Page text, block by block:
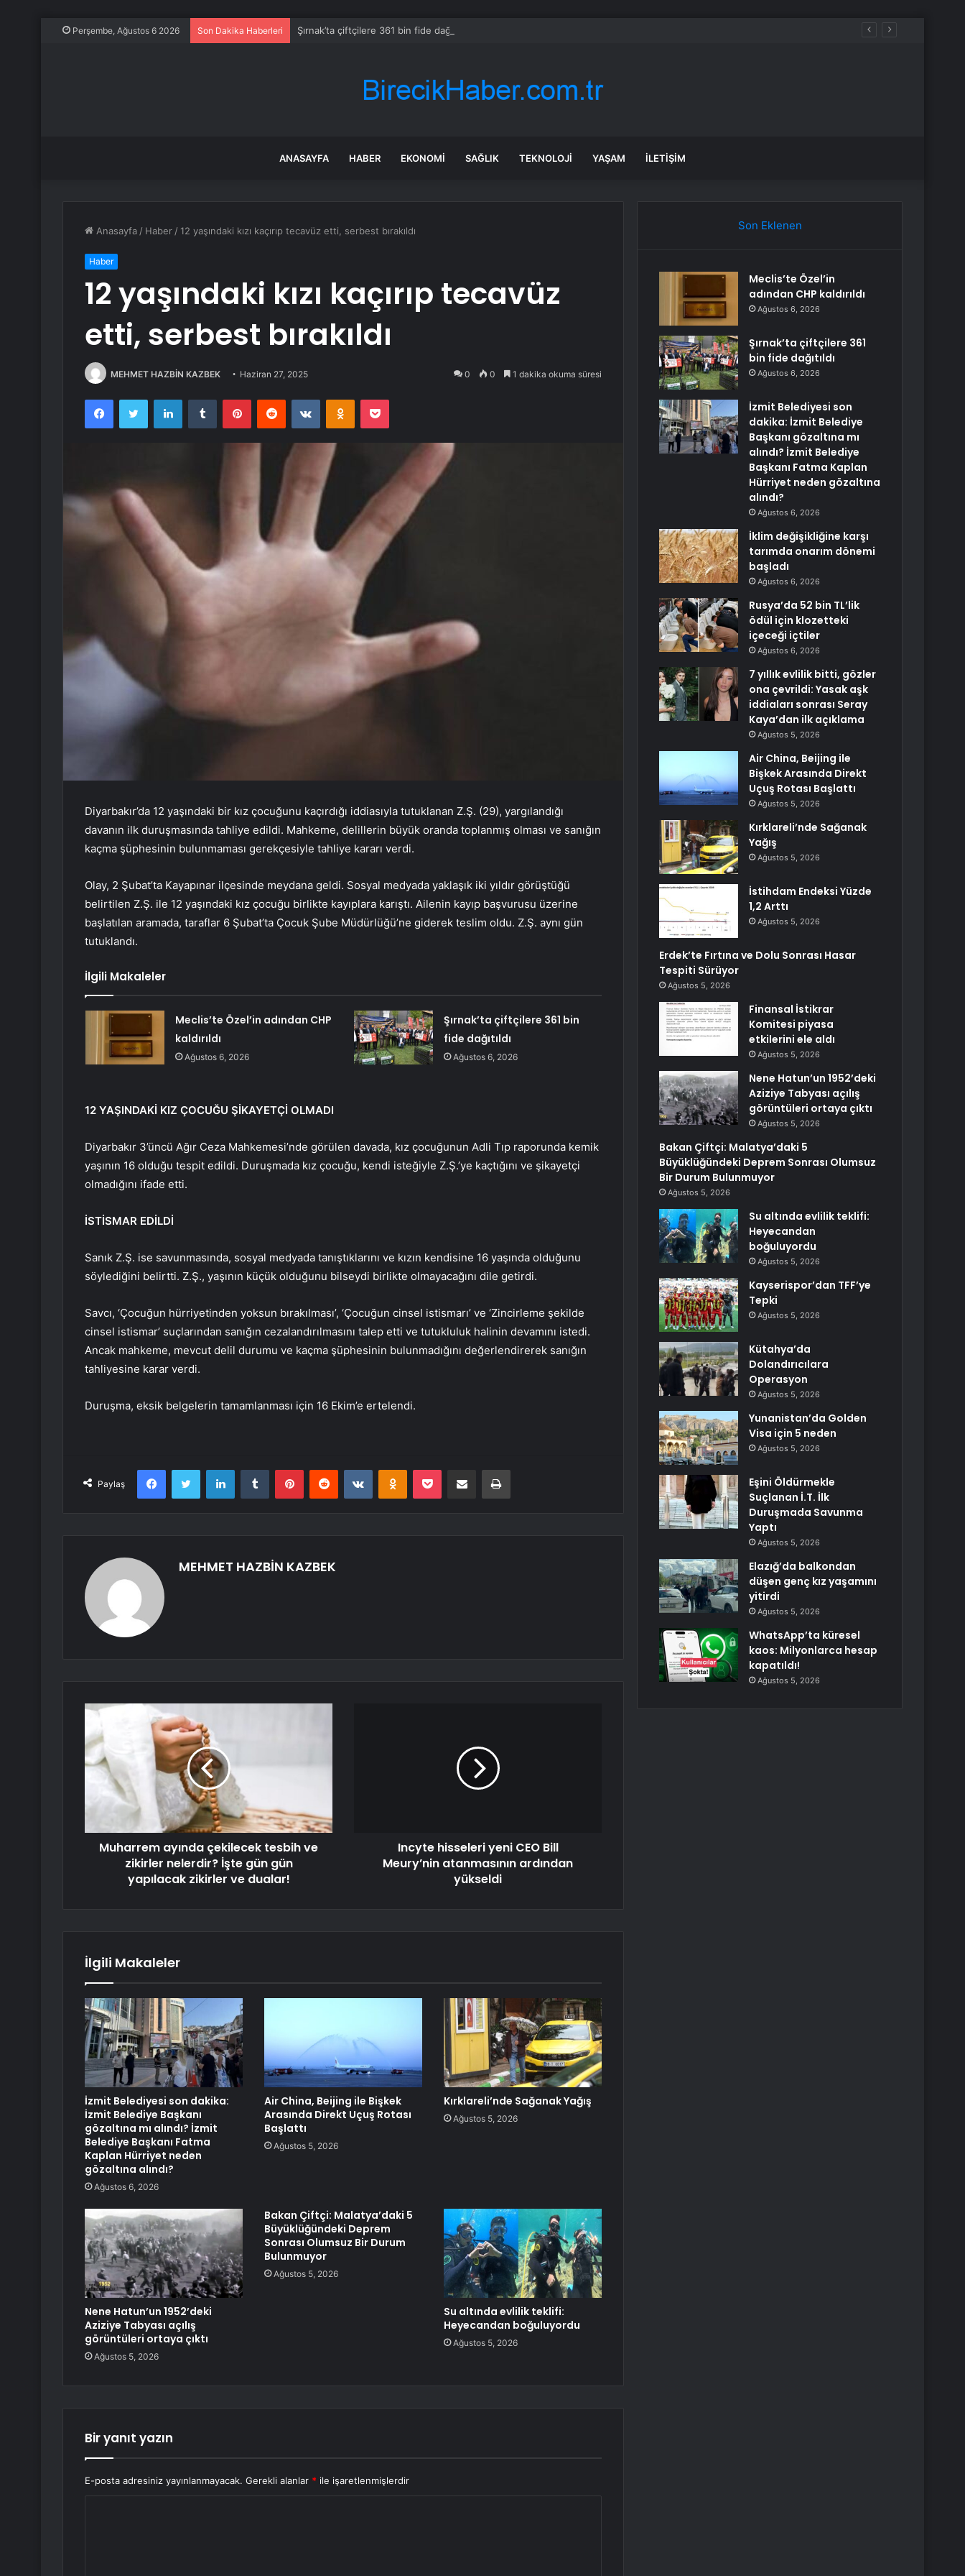
Perşembe, Ağustos 6 2026 Son Dakika Haberleri Şırnak’ta çiftçilere 361 bin fide dağıtıldı
ANASAYFA HABER EKONOMI SAĞLIK TEKNOLOJI YAŞAM İLETIŞIM
Anasayfa / Haber /12 yaşındaki kızı kaçırıp tecavüz etti, serbest bırakıldı
Haber
12 yaşındaki kızı kaçırıp tecavüz
etti, serbest bırakıldı
MEHMET HAZBİN KAZBEK Haziran 27, 2025 0 0 1 dakika okuma süresi
FacebookTwitter LinkedInTumblr PinterestReddit VKontakteOdnoklassniki
Pocket
Diyarbakır’da 12 yaşındaki bir kız çocuğunu kaçırdığı iddiasıyla tutuklanan Z.Ş. (29), yargılandığı
davanın ilk duruşmasında tahliye edildi. Mahkeme, delillerin büyük oranda toplanmış olması ve sanığın
kaçma şüphesinin bulunmaması gerekçesiyle tahliye kararı verdi.
Olay, 2 Şubat’ta Kayapınar ilçesinde meydana geldi. Sosyal medyada yaklaşık iki yıldır görüştüğü
belirtilen Z.Ş. ile 12 yaşındaki kız çocuğu birlikte kayıplara karıştı. Ailenin kayıp başvurusu üzerine
başlatılan aramada, taraflar 6 Şubat’ta Çocuk Şube Müdürlüğü’ne giderek teslim oldu. Z.Ş. aynı gün
tutuklandı.
İlgili Makaleler
Meclis’te Özel’in adından CHP
kaldırıldı
Ağustos 6, 2026
Şırnak’ta çiftçilere 361 bin
fide dağıtıldı
Ağustos 6, 2026
12 YAŞINDAKİ KIZ ÇOCUĞU ŞİKAYETÇİ OLMADI
Diyarbakır 3’üncü Ağır Ceza Mahkemesi’nde görülen davada, kız çocuğunun Adli Tıp raporunda kemik
yaşının 16 olduğu tespit edildi. Duruşmada kız çocuğu, kendi isteğiyle Z.Ş.’ye kaçtığını ve şikayetçi
olmadığını ifade etti.
İSTİSMAR EDİLDİ
Sanık Z.Ş. ise savunmasında, sosyal medyada tanıştıklarını ve kızın kendisine 16 yaşında olduğunu
söylediğini belirtti. Z.Ş., yaşının küçük olduğunu bilseydi birlikte olmayacağını dile getirdi.
Savcı, ‘Çocuğun hürriyetinden yoksun bırakılması’, ‘Çocuğun cinsel istismarı’ ve ‘Zincirleme şekilde
cinsel istismar’ suçlarından sanığın cezalandırılmasını talep etti ve tutukluluk halinin devamını istedi.
Ancak mahkeme, mevcut delil durumu ve kaçma şüphesinin bulunmadığını değerlendirerek sanığın
tahliyesine karar verdi.
Duruşma, eksik belgelerin tamamlanması için 16 Ekim’e ertelendi.
Paylaş
FacebookTwitter LinkedInTumblr PinterestReddit VKontakteOdnoklassniki
Pocket E-Posta ile paylaş Yazdır
MEHMET HAZBİN KAZBEK
Muharrem ayında çekilecek tesbih ve
zikirler nelerdir? İşte gün gün
yapılacak zikirler ve dualar!
Incyte hisseleri yeni CEO Bill
Meury’nin atanmasının ardından
yükseldi
İlgili Makaleler
İzmit Belediyesi son dakika:
İzmit Belediye Başkanı
gözaltına mı alındı? İzmit
Belediye Başkanı Fatma
Kaplan Hürriyet neden
gözaltına alındı?
Ağustos 6, 2026
Air China, Beijing ile Bişkek
Arasında Direkt Uçuş Rotası
Başlattı
Ağustos 5, 2026
Kırklareli’nde Sağanak Yağış
Ağustos 5, 2026
Nene Hatun’un 1952’deki
Aziziye Tabyası açılış
görüntüleri ortaya çıktı
Ağustos 5, 2026
Bakan Çiftçi: Malatya’daki 5
Büyüklüğündeki Deprem
Sonrası Olumsuz Bir Durum
Bulunmuyor
Ağustos 5, 2026
Su altında evlilik teklifi:
Heyecandan boğuluyordu
Ağustos 5, 2026
Bir yanıt yazın
E-posta adresiniz yayınlanmayacak. Gerekli alanlar * ile işaretlenmişlerdir
Son Eklenen
Meclis’te Özel’in
adından CHP kaldırıldı
Ağustos 6, 2026
Şırnak’ta çiftçilere 361
bin fide dağıtıldı
Ağustos 6, 2026
İzmit Belediyesi son
dakika: İzmit Belediye
Başkanı gözaltına mı
alındı? İzmit Belediye
Başkanı Fatma Kaplan
Hürriyet neden gözaltına
alındı?
Ağustos 6, 2026
İklim değişikliğine karşı
tarımda onarım dönemi
başladı
Ağustos 6, 2026
Rusya’da 52 bin TL’lik
ödül için klozetteki
içeceği içtiler
Ağustos 6, 2026
7 yıllık evlilik bitti, gözler
ona çevrildi: Yasak aşk
iddiaları sonrası Seray
Kaya’dan ilk açıklama
Ağustos 5, 2026
Air China, Beijing ile
Bişkek Arasında Direkt
Uçuş Rotası Başlattı
Ağustos 5, 2026
Kırklareli’nde Sağanak
Yağış
Ağustos 5, 2026
İstihdam Endeksi Yüzde
1,2 Arttı
Ağustos 5, 2026
Erdek’te Fırtına ve Dolu Sonrası Hasar
Tespiti Sürüyor
Ağustos 5, 2026
Finansal İstikrar
Komitesi piyasa
etkilerini ele aldı
Ağustos 5, 2026
Nene Hatun’un 1952’deki
Aziziye Tabyası açılış
görüntüleri ortaya çıktı
Ağustos 5, 2026
Bakan Çiftçi: Malatya’daki 5
Büyüklüğündeki Deprem Sonrası Olumsuz
Bir Durum Bulunmuyor
Ağustos 5, 2026
Su altında evlilik teklifi:
Heyecandan
boğuluyordu
Ağustos 5, 2026
Kayserispor’dan TFF’ye
Tepki
Ağustos 5, 2026
Kütahya’da
Dolandırıcılara
Operasyon
Ağustos 5, 2026
Yunanistan’da Golden
Visa için 5 neden
Ağustos 5, 2026
Eşini Öldürmekle
Suçlanan İ.T. İlk
Duruşmada Savunma
Yaptı
Ağustos 5, 2026
Elazığ’da balkondan
düşen genç kız yaşamını
yitirdi
Ağustos 5, 2026
WhatsApp’ta küresel
kaos: Milyonlarca hesap
kapatıldı!
Ağustos 5, 2026